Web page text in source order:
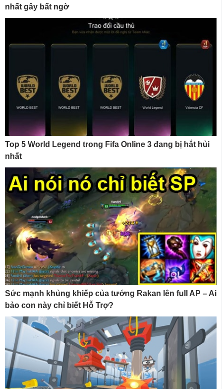
nhất gây bất ngờ
Top 5 World Legend trong Fifa Online 3 đang bị hắt hủi
nhất
Sức mạnh khủng khiếp của tướng Rakan lên full AP – Ai
bảo con này chỉ biết Hỗ Trợ?